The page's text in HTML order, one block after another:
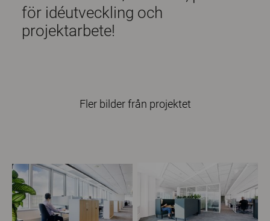
för idéutveckling och
projektarbete!
Fler bilder från projektet